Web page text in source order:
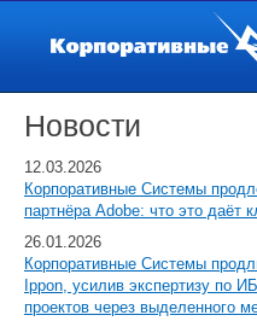
Новости
12.03.2026
Корпоративные Системы
партнёра Adobe: что это даёт
26.01.2026
Корпоративные Системы
Ippon, усилив экспертизу по
проектов через выделенного